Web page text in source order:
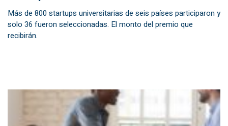
Más de 800 startups universitarias de seis países participaron y
solo 36 fueron seleccionadas. El monto del premio que
recibirán.